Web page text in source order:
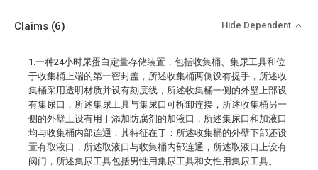
Claims (6) Hide Dependent
1.一种24小时尿蛋白定量存储装置，包括收集桶、集尿工具和位
于收集桶上端的第一密封盖，所述收集桶两侧设有提手，所述收
集桶采用透明材质并设有刻度线，所述收集桶一侧的外壁上部设
有集尿口，所述集尿工具与集尿口可拆卸连接，所述收集桶另一
侧的外壁上设有用于添加防腐剂的加液口，所述集尿口和加液口
均与收集桶内部连通，其特征在于：所述收集桶的外壁下部还设
置有取液口，所述取液口与收集桶内部连通，所述取液口上设有
阀门，所述集尿工具包括男性用集尿工具和女性用集尿工具。